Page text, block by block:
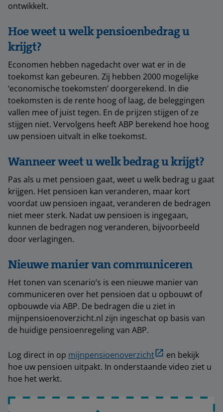
ontwikkelt.
Hoe weet u welk pensioenbedrag u
krijgt?
Economen hebben nagedacht over wat er in de
toekomst kan gebeuren. Zij hebben 2000 mogelijke
‘economische toekomsten’ doorgerekend. In die
toekomsten is de rente hoog of laag, de beleggingen
vallen mee of juist tegen. En de prijzen stijgen of ze
stijgen niet. Vervolgens heeft ABP berekend hoe hoog
uw pensioen uitvalt in elke toekomst.
Wanneer weet u welk bedrag u krijgt?
Pas als u met pensioen gaat, weet u welk bedrag u gaat
krijgen. Het pensioen kan veranderen, maar kort
voordat uw pensioen ingaat, veranderen de bedragen
niet meer sterk. Nadat uw pensioen is ingegaan,
kunnen de bedragen nog veranderen, bijvoorbeeld
door verlagingen.
Nieuwe manier van communiceren
Het tonen van scenario’s is een nieuwe manier van
communiceren over het pensioen dat u opbouwt of
opbouwde via ABP. De bedragen die u ziet in
mijnpensioenoverzicht.nl zijn ingeschat op basis van
de huidige pensioenregeling van ABP.
Log direct in op mijnpensioenoverzicht
en bekijk
hoe uw pensioen uitpakt. In onderstaande video ziet u
hoe het werkt.